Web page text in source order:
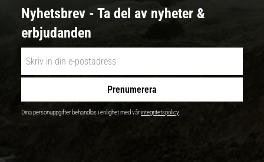
Nyhetsbrev - Ta del av nyheter &
erbjudanden
Prenumerera
Dina personuppgifter behandlas i enlighet med vårintegritetspolicy.